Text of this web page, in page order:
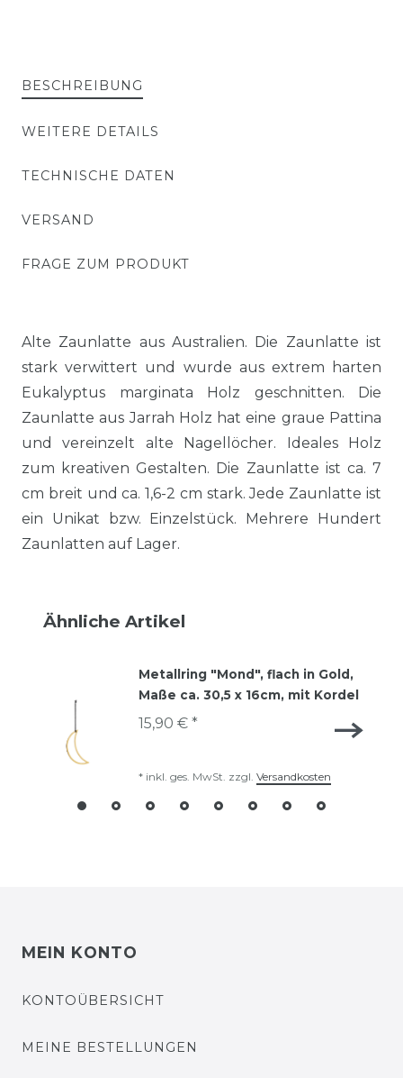
BESCHREIBUNG
WEITERE DETAILS
TECHNISCHE DATEN
VERSAND
FRAGE ZUM PRODUKT
Alte Zaunlatte aus Australien. Die Zaunlatte ist
stark verwittert und wurde aus extrem harten
Eukalyptus marginata Holz geschnitten. Die
Zaunlatte aus Jarrah Holz hat eine graue Pattina
und vereinzelt alte Nagellöcher. Ideales Holz
zum kreativen Gestalten. Die Zaunlatte ist ca. 7
cm breit und ca. 1,6-2 cm stark. Jede Zaunlatte ist
ein Unikat bzw. Einzelstück. Mehrere Hundert
Zaunlatten auf Lager.
Ähnliche Artikel
Metallring "Mond", flach in Gold,
Maße ca. 30,5 x 16cm, mit Kordel
15,90 € *
* inkl. ges. MwSt. zzgl. Versandkosten
MEIN KONTO
KONTOÜBERSICHT
MEINE BESTELLUNGEN